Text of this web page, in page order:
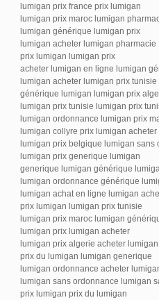
lumigan prix france prix lumigan
lumigan prix maroc lumigan
lumigan générique lumigan prix
lumigan acheter lumigan pharmacie
prix lumigan lumigan prix
acheter lumigan en ligne lumigan
lumigan acheter lumigan prix tunisie
générique lumigan lumigan prix
lumigan prix tunisie lumigan prix
lumigan ordonnance lumigan prix
lumigan collyre prix lumigan acheter
lumigan prix belgique lumigan sans
lumigan prix generique lumigan
generique lumigan générique
lumigan ordonnance générique
lumigan achat en ligne lumigan
prix lumigan lumigan prix tunisie
lumigan prix maroc lumigan
lumigan prix lumigan acheter
lumigan prix algerie acheter
prix du lumigan lumigan generique
lumigan ordonnance acheter
lumigan sans ordonnance lumigan
prix lumigan prix du lumigan